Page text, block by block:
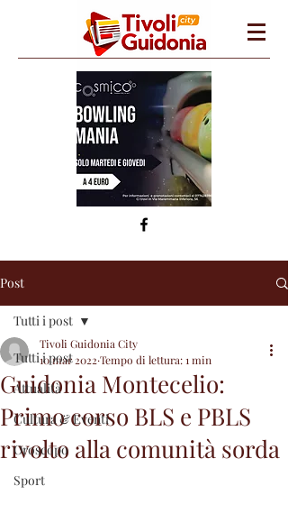
Post
Tutti i post
Attualità
Cultura & Eventi
Oroscopo
Sport
Tutti i post
Guidonia Montecelio:
Primo corso BLS e PBLS
rivolto alla comunità sorda
Tivoli Guidonia City
10 mar 2022 Tempo di lettura: 1 min